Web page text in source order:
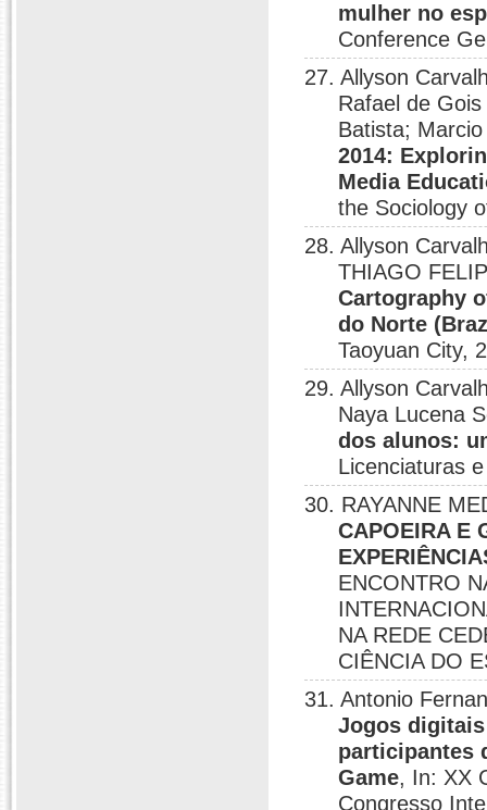
mulher no
Conference
27. Allyson
Rafael de
Batista;
2014:
Media
the Sociology
28. Allyson
THIAGO
Cartography
do Norte
Taoyuan City,
29. Allyson
Naya Lucena
dos alunos:
Licenciaturas
30. RAYANNE
CAPOEIRA E
ENCONTRO
NA REDE
CIÊNCIA DO
31. Antonio
Jogos
participantes
Game, In: XX
Congresso